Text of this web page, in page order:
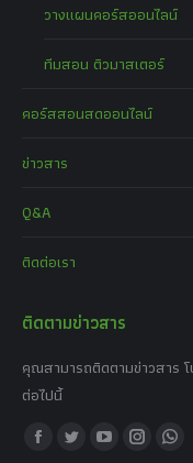
วางแผนคอร์สออนไลน์
ทีมสอน ติวมาสเตอร์
คอร์สสอนสดออนไลน์
ข่าวสาร
Q&A
ติดต่อเรา
ติดตามข่าวสาร
คุณสามารถติดตามข่าวสาร
ต่อไปนี้
Find us on:
Facebook
TwitterYouTubeInstagram